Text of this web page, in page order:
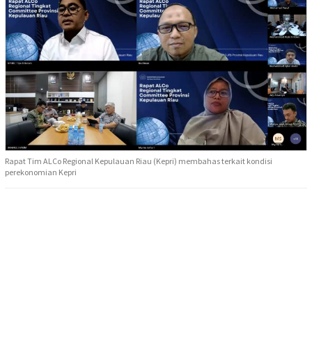
Rapat Tim ALCo Regional Kepulauan Riau (Kepri) membahas terkait kondisi
perekonomian Kepri